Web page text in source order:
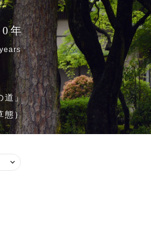
年
years
道」
態）